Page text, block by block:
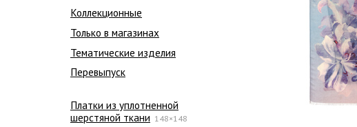
Коллекционные
Только в магазинах
Тематические изделия
Перевыпуск
Платки из уплотненной
шерстяной ткани 148×148